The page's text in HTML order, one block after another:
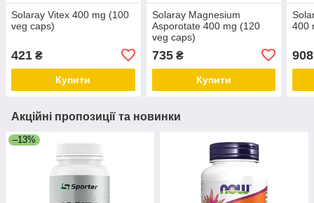
Solaray Vitex 400 mg (100
veg caps)
421 ₴
Купити
Solaray Magnesium
Asporotate 400 mg (120
veg caps)
735₴
Купити
400
908
Акційні пропозиції та новинки
–13%